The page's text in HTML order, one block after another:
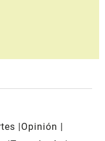
Opinión